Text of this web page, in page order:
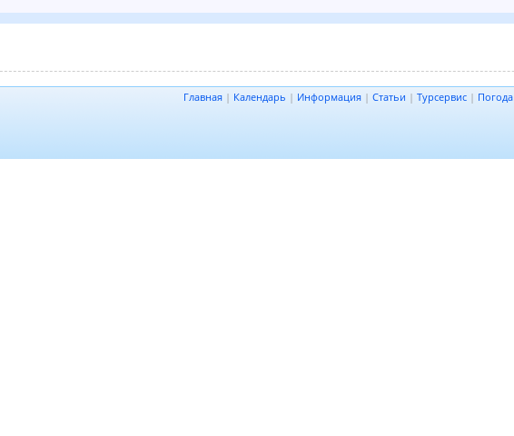
Главная | Календарь | Информация | Статьи | Турсервис | Погода